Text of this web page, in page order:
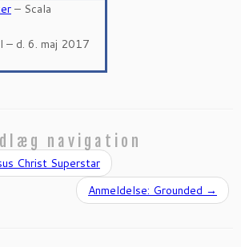
– Scala
– d. 6. maj 2017
navigation
Christ Superstar
Anmeldelse: Grounded →